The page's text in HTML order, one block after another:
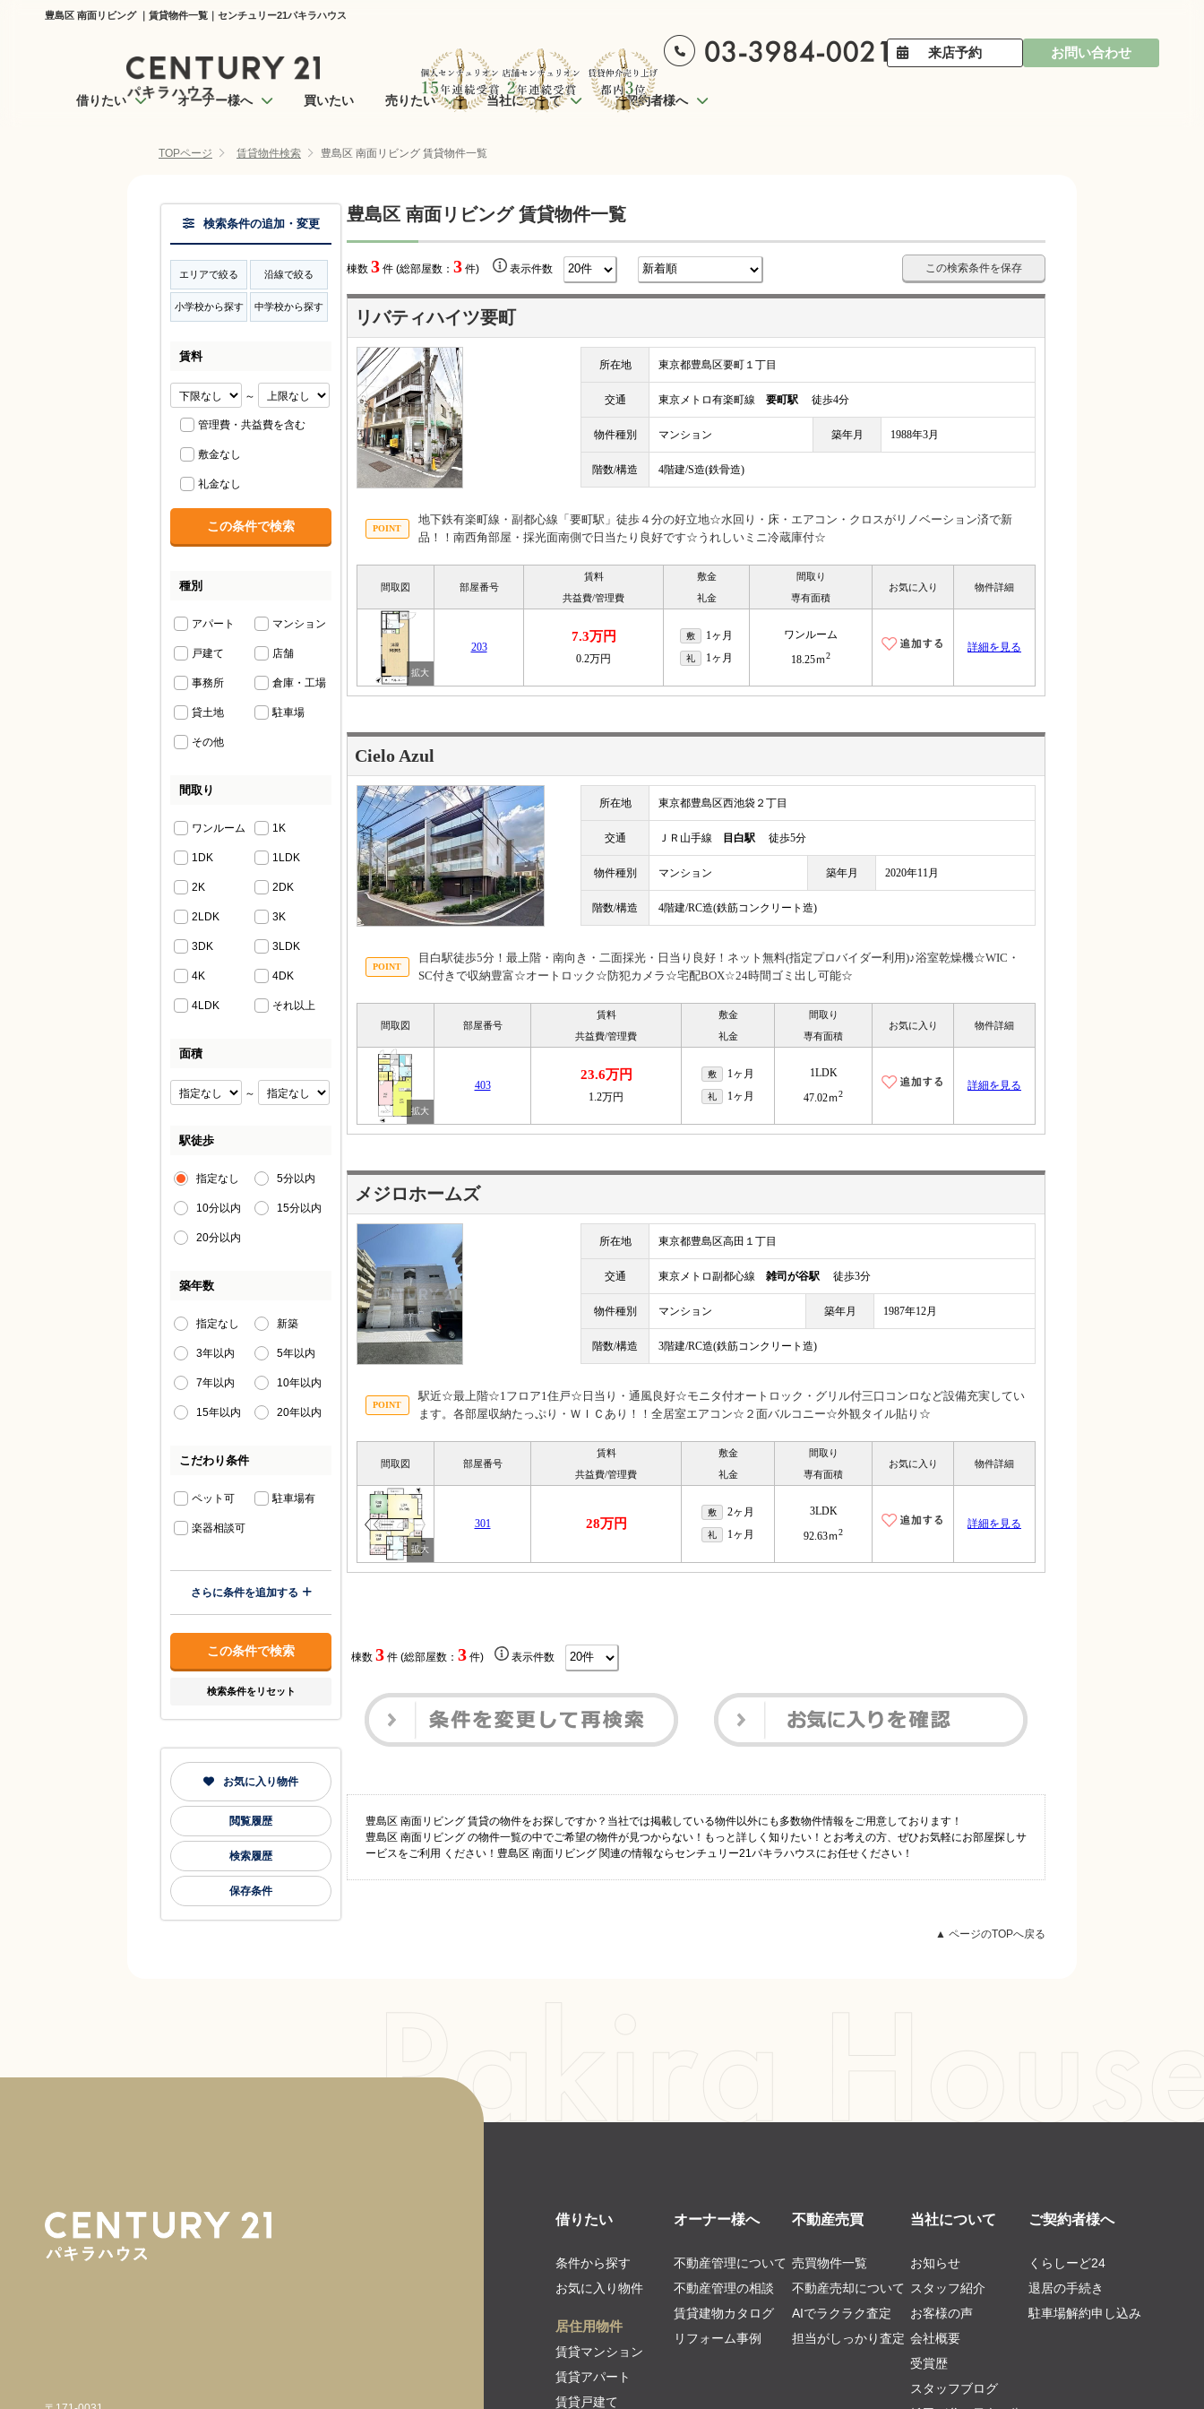
豊島区 南面リビング ｜賃貸物件一覧｜センチュリー21パキラハウス
来店予約 お問い合わせ
借りたい オーナー様へ 買いたい 売りたい 当社について ご契約者様へ
TOPページ 賃貸物件検索 豊島区 南面リビング 賃貸物件一覧
豊島区 南面リビング 賃貸物件一覧
棟数 3 件 (総部屋数： 3 件) 表示件数 この検索条件を保存
リバティハイツ要町
所在地 東京都豊島区要町１丁目
交通 東京メトロ有楽町線 要町駅 徒歩4分
物件種別 マンション 築年月 1988年3月
階数/構造 4階建/S造(鉄骨造)
地下鉄有楽町線・副都心線「要町駅」徒歩４分の好立地☆水回り・床・エアコン・クロスがリノベーション済で新
品！！南西角部屋・採光面南側で日当たり良好です☆うれしいミニ冷蔵庫付☆
間取図 部屋番号
賃料
共益費/管理費
敷金
礼金
間取り
専有面積
お気に入り 物件詳細
203
7.3万円
0.2万円
敷 1ヶ月
礼 1ヶ月
ワンルーム
18.25ｍ2
詳細を見る
Cielo Azul
所在地 東京都豊島区西池袋２丁目
交通 ＪＲ山手線 目白駅 徒歩5分
物件種別 マンション 築年月 2020年11月
階数/構造 4階建/RC造(鉄筋コンクリート造)
目白駅徒歩5分！最上階・南向き・二面採光・日当り良好！ネット無料(指定プロバイダー利用)♪浴室乾燥機☆WIC・
SC付きで収納豊富☆オートロック☆防犯カメラ☆宅配BOX☆24時間ゴミ出し可能☆
間取図 部屋番号
賃料
共益費/管理費
敷金
礼金
間取り
専有面積
お気に入り 物件詳細
403
23.6万円
1.2万円
敷 1ヶ月
礼 1ヶ月
1LDK
47.02ｍ2
詳細を見る
メジロホームズ
所在地 東京都豊島区高田１丁目
交通 東京メトロ副都心線 雑司が谷駅 徒歩3分
物件種別 マンション 築年月 1987年12月
階数/構造 3階建/RC造(鉄筋コンクリート造)
駅近☆最上階☆1フロア1住戸☆日当り・通風良好☆モニタ付オートロック・グリル付三口コンロなど設備充実してい
ます。各部屋収納たっぷり・ＷＩＣあり！！全居室エアコン☆２面バルコニー☆外観タイル貼り☆
間取図 部屋番号
賃料
共益費/管理費
敷金
礼金
間取り
専有面積
お気に入り 物件詳細
301 28万円
敷 2ヶ月
礼 1ヶ月
3LDK
92.63ｍ2
詳細を見る
棟数 3 件 (総部屋数： 3 件) 表示件数
豊島区 南面リビング 賃貸の物件をお探しですか？当社では掲載している物件以外にも多数物件情報をご用意しております！
豊島区 南面リビング の物件一覧の中でご希望の物件が見つからない！もっと詳しく知りたい！とお考えの方、ぜひお気軽にお部屋探しサ
ービスをご利用 ください！豊島区 南面リビング 関連の情報ならセンチュリー21パキラハウスにお任せください！
▲ ページのTOPへ戻る
検索条件の追加・変更
エリアで絞る 沿線で絞る
小学校から探す 中学校から探す
賃料
～
管理費・共益費を含む
敷金なし
礼金なし
種別
アパート マンション
戸建て 店舗
事務所 倉庫・工場
貸土地 駐車場
その他
間取り
ワンルーム 1K
1DK 1LDK
2K 2DK
2LDK 3K
3DK 3LDK
4K 4DK
4LDK それ以上
面積
～
駅徒歩
指定なし 5分以内
10分以内 15分以内
20分以内
築年数
指定なし 新築
3年以内 5年以内
7年以内 10年以内
15年以内 20年以内
こだわり条件
ペット可 駐車場有
楽器相談可
さらに条件を追加する
検索条件をリセット
お気に入り物件
閲覧履歴
検索履歴
保存条件
借りたい
条件から探す
お気に入り物件
居住用物件
賃貸マンション
賃貸アパート
賃貸戸建て
オーナー様へ
不動産管理について
不動産管理の相談
賃貸建物カタログ
リフォーム事例
不動産売買
売買物件一覧
不動産売却について
AIでラクラク査定
担当がしっかり査定
当社について
お知らせ
スタッフ紹介
お客様の声
会社概要
受賞歴
スタッフブログ
ご契約者様へ
くらしーど24
退居の手続き
駐車場解約申し込み